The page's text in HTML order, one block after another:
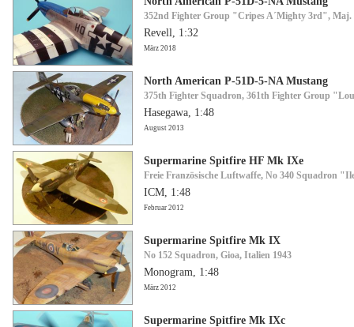
352nd Fighter Group "Cripes A´Mighty 3rd", Maj.
Revell, 1:32
März 2018
North American P-51D-5-NA Mustang
375th Fighter Squadron, 361th Fighter Group
Hasegawa, 1:48
August 2013
Supermarine Spitfire HF Mk IXe
Freie Französische Luftwaffe, No 340 Squadron
ICM, 1:48
Februar 2012
Supermarine Spitfire Mk IX
No 152 Squadron, Gioa, Italien 1943
Monogram, 1:48
März 2012
Supermarine Spitfire Mk IXc